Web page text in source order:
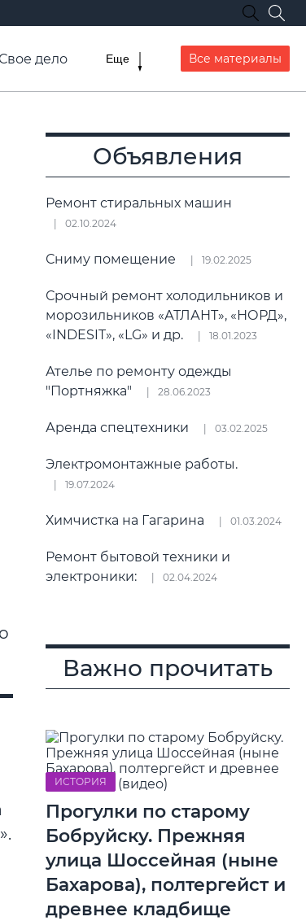
Свое дело
Еще Все материалы
Объявления
Ремонт стиральных машин
02.10.2024
Сниму помещение 19.02.2025
Срочный ремонт холодильников и
морозильников «АТЛАНТ», «НОРД»,
«INDESIT», «LG» и др.
18.01.2023
Ателье по ремонту одежды
"Портняжка"
28.06.2023
Аренда спецтехники 03.02.2025
Электромонтажные работы.
19.07.2024
Химчистка на Гагарина 01.03.2024
Ремонт бытовой техники и
электроники:
02.04.2024
Важно прочитать
ИСТОРИЯ
Прогулки по старому
Бобруйску. Прежняя
улица Шоссейная (ныне
Бахарова), полтергейст и
древнее кладбище